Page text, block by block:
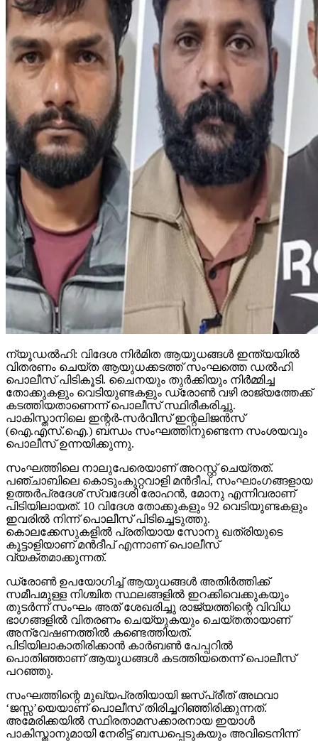
ന്യൂഡല്‍ഹി: വിദേശ നിര്‍മിത ആയുധങ്ങള്‍ ഇന്ത്യയില്‍
വിതരണം ചെയ്ത ആയുധക്കടത്ത് സംഘത്തെ ഡല്‍ഹി
പൊലീസ് പിടികൂടി. ചൈനയും തുര്‍ക്കിയും നിര്‍മ്മിച്ച
തോക്കുകളും വെടിയുണ്ടകളും ഡ്രോണ്‍ വഴി രാജ്യത്തേക്ക്
കടത്തിയതാണെന്ന് പൊലീസ് സ്ഥിരീകരിച്ചു.
പാകിസ്താനിലെ ഇന്റര്‍-സര്‍വീസ് ഇന്റലിജന്‍സ്
(ഐ.എസ്.ഐ.) ബന്ധം സംഘത്തിനുണ്ടെന്ന സംശയവും
പൊലീസ് ഉന്നയിക്കുന്നു.
സംഘത്തിലെ നാലുപേരെയാണ് അറസ്റ്റ് ചെയ്തത്.
പഞ്ചാബിലെ കൊടുംകുറ്റവാളി മന്‍ദീപ്, സംഘാംഗങ്ങളായ
ഉത്തര്‍പ്രദേശ് സ്വദേശി രോഹന്‍, മോനു എന്നിവരാണ്
പിടിയിലായത്. 10 വിദേശ തോക്കുകളും 92 വെടിയുണ്ടകളും
ഇവരില്‍ നിന്ന് പൊലീസ് പിടിച്ചെടുത്തു.
കൊലക്കേസുകളില്‍ പ്രതിയായ സോനു ഖത്രിയുടെ
കൂട്ടാളിയാണ് മന്‍ദീപ് എന്നാണ് പൊലീസ്
വ്യക്തമാക്കുന്നത്.
ഡ്രോണ്‍ ഉപയോഗിച്ച് ആയുധങ്ങള്‍ അതിര്‍ത്തിക്ക്
സമീപമുള്ള നിശ്ചിത സ്ഥലങ്ങളില്‍ ഇറക്കിവെക്കുകയും
തുടര്‍ന്ന് സംഘം അത് ശേഖരിച്ചു രാജ്യത്തിന്റെ വിവിധ
ഭാഗങ്ങളില്‍ വിതരണം ചെയ്യുകയും ചെയ്തതായാണ്
അന്വേഷണത്തില്‍ കണ്ടെത്തിയത്.
പിടിയിലാകാതിരിക്കാന്‍ കാര്‍ബണ്‍ പേപ്പറില്‍
പൊതിഞ്ഞാണ് ആയുധങ്ങള്‍ കടത്തിയതെന്ന് പൊലീസ്
പറഞ്ഞു.
സംഘത്തിന്റെ മുഖ്യപ്രതിയായി ജസ്പ്രീത് അഥവാ
‘ജസ്സ’യെയാണ് പൊലീസ് തിരിച്ചറിഞ്ഞിരിക്കുന്നത്.
അമേരിക്കയില്‍ സ്ഥിരതാമസക്കാരനായ ഇയാള്‍
പാകിസ്താനുമായി നേരിട്ട് ബന്ധപ്പെടുകയും അവിടെനിന്ന്